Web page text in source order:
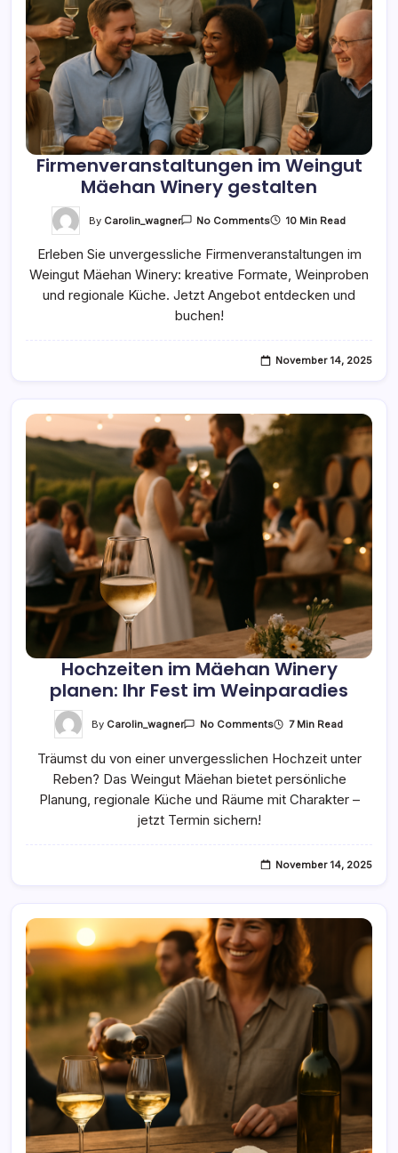
Firmenveranstaltungen im Weingut
Mäehan Winery gestalten
By Carolin_wagner No CommentsOn
Weingut
Winery
Gestalten
10 Min Read
Erleben Sie unvergessliche Firmenveranstaltungen im
Weingut Mäehan Winery: kreative Formate, Weinproben
und regionale Küche. Jetzt Angebot entdecken und
buchen!
November 14, 2025
Hochzeiten im Mäehan Winery
planen: Ihr Fest im Weinparadies
By Carolin_wagner No CommentsOn
Mäehan
Planen:
Ihr
Fest
7 Min Read
Träumst du von einer unvergesslichen Hochzeit unter
Reben? Das Weingut Mäehan bietet persönliche
Planung, regionale Küche und Räume mit Charakter –
jetzt Termin sichern!
November 14, 2025